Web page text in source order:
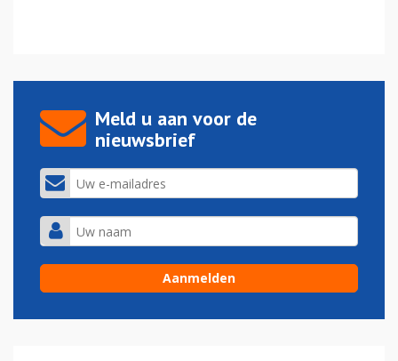
Meld u aan voor de
nieuwsbrief